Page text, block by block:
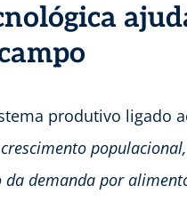
produtivo ligado
da demanda por